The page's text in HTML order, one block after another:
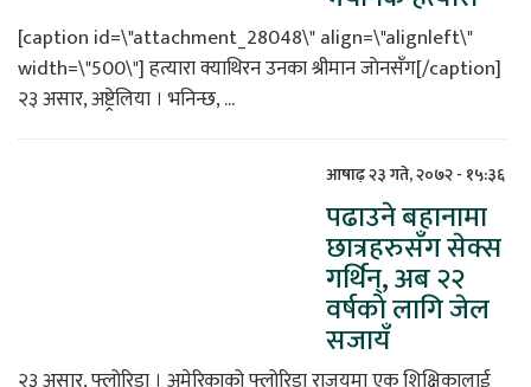
[caption id=\"attachment_28048\" align=\"alignleft\"
width=\"500\"] हत्यारा क्याथिरन उनका श्रीमान जाेनसँग[/caption]
२३ असार, अष्ट्रेलिया । भनिन्छ, ...
आषाढ़ २३ गते, २०७२ - १५:३६
पढाउने बहानामा
छात्रहरुसँग सेक्स
गर्थिन्, अब २२
वर्षको लागि जेल
सजायँ